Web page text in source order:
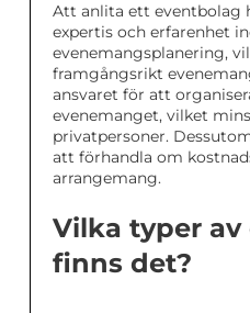
Att anlita ett eventbolag
expertis och erfarenhet
evenemangsplanering,
framgångsrikt
ansvaret för att
evenemanget, vilket
privatpersoner.
att förhandla om
arrangemang.
Vilka typer
finns det?